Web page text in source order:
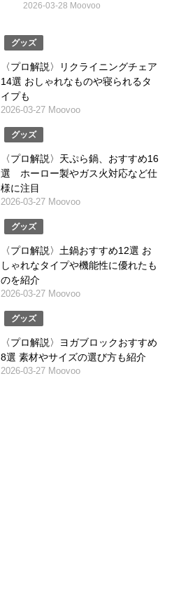
2026-03-28 Moovoo
グッズ
〈プロ解説〉リクライニングチェア
14選 おしゃれなものや寝られるタ
イプも
2026-03-27 Moovoo
グッズ
〈プロ解説〉天ぷら鍋、おすすめ16
選 ホーロー製やガス火対応など仕
様に注目
2026-03-27 Moovoo
グッズ
〈プロ解説〉土鍋おすすめ12選 お
しゃれなタイプや機能性に優れたも
のを紹介
2026-03-27 Moovoo
グッズ
〈プロ解説〉ヨガブロックおすすめ
8選 素材やサイズの選び方も紹介
2026-03-27 Moovoo